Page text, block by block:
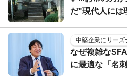
だ"現代人には
中堅企業にリーズ
なぜ複雑な
に最適な「名